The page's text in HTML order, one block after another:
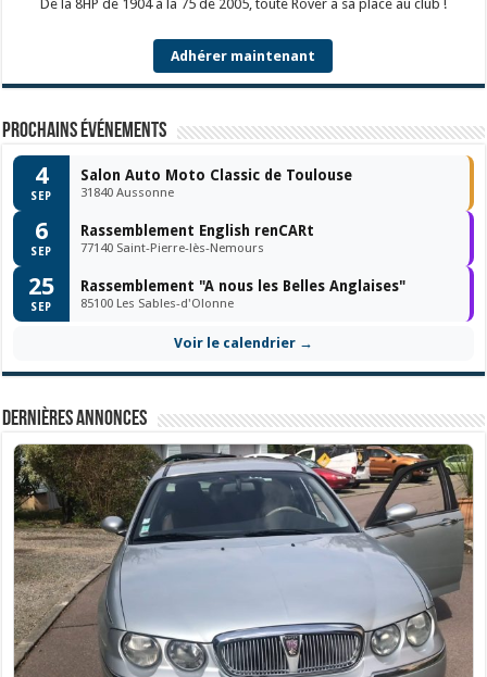
De la 8HP de 1904 à la 75 de 2005, toute Rover a sa place au club !
Adhérer maintenant
Prochains événements
4
SEP
Salon Auto Moto Classic de Toulouse
31840 Aussonne
6
SEP
Rassemblement English renCARt
77140 Saint-Pierre-lès-Nemours
25
SEP
Rassemblement "A nous les Belles Anglaises"
85100 Les Sables-d'Olonne
Voir le calendrier →
Dernières annonces